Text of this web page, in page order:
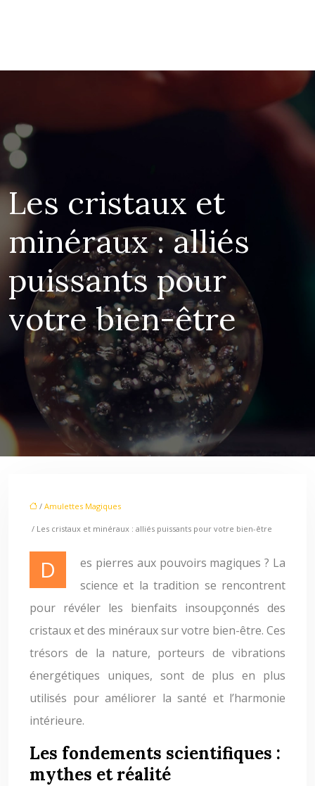
Les cristaux et
minéraux : alliés
puissants pour
votre bien-être
/ Amulettes Magiques
/ Les cristaux et minéraux : alliés puissants pour votre bien-être
Des pierres aux pouvoirs magiques ? La
science et la tradition se rencontrent
pour révéler les bienfaits insoupçonnés des
cristaux et des minéraux sur votre bien-être. Ces
trésors de la nature, porteurs de vibrations
énergétiques uniques, sont de plus en plus
utilisés pour améliorer la santé et l’harmonie
intérieure.
Les fondements scientifiques :
mythes et réalité